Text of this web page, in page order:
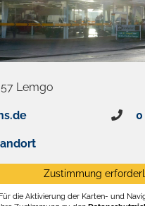
Lemgo
0
Zustimmung
Für die Aktivierung der Karten- und